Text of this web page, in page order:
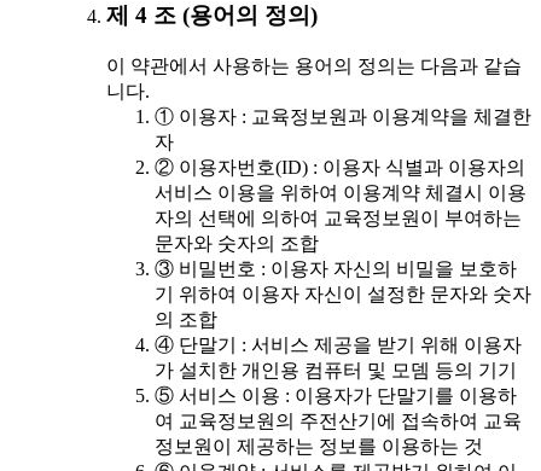
제 4 조 (용어의 정의)
이 약관에서 사용하는 용어의 정의는 다음과 같습
니다.
① 이용자 : 교육정보원과 이용계약을 체결한
자
② 이용자번호(ID) : 이용자 식별과 이용자의
서비스 이용을 위하여 이용계약 체결시 이용
자의 선택에 의하여 교육정보원이 부여하는
문자와 숫자의 조합
③ 비밀번호 : 이용자 자신의 비밀을 보호하
기 위하여 이용자 자신이 설정한 문자와 숫자
의 조합
④ 단말기 : 서비스 제공을 받기 위해 이용자
가 설치한 개인용 컴퓨터 및 모뎀 등의 기기
⑤ 서비스 이용 : 이용자가 단말기를 이용하
여 교육정보원의 주전산기에 접속하여 교육
정보원이 제공하는 정보를 이용하는 것